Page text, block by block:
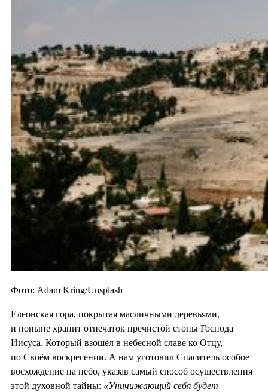
Фото: Adam Kring/Unsplash
Елеонская гора, покрытая масличными деревьями,
и поныне хранит отпечаток пречистой стопы Господа
Иисуса, Который взошёл в небесной славе ко Отцу,
по Своём воскресении. А нам уготовил Спаситель особое
восхождение на небо, указав самый способ осуществления
этой духовной тайны: «Уничижающий себя будет